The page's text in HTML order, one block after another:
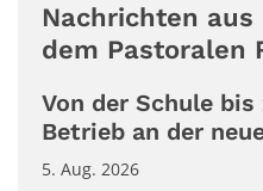
Nachrichten
dem Pastoralen
Von der Schule
Betrieb an der
5. Aug. 2026